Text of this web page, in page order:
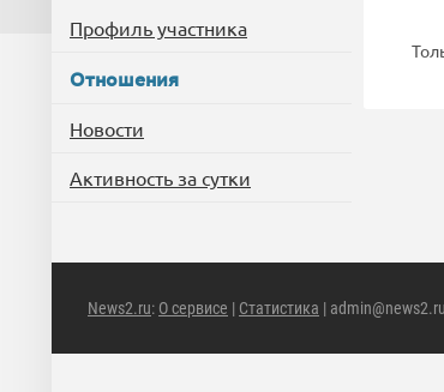
Профиль участника
Отношения
Новости
Активность за сутки
News2.ru: О сервисе | Статистика | admin@news2.ru